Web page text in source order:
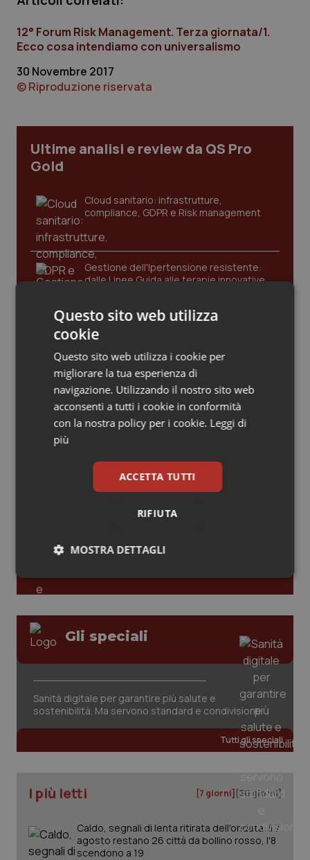
Calabria
Campania
Emilia-Romagna
Lazio
Lombardia
Marche
Piemonte
Provincia Autonoma di Bolzano
Provincia Autonoma di Trento
Puglia
Toscana
Umbria
Valle D’Aosta
Asma & BPCO
Car-T
Colesterolo & coronaropatie
Diabete & glucometri
Dolore
Donna & Salute
HIV
Infezioni & Febbre
Ipertensione & Scompenso
Malattie rare
Malattia di Crohn & Rettocolite Ulcerosa
Neuroscienze & patologie neurodegenerative
Obesità
Oftalmologia
Oncodermatologia
Oncologia & Nutrizione
Psoriasi & pelle
Quotidiano Chirurgia
Quotidiano Oncologia
12° Forum Risk Management. Terza giornata/1.
Ecco cosa intendiamo con universalismo
30 Novembre 2017
© Riproduzione riservata
Ultime analisi e review da QS Pro
Gold
Cloud sanitario: infrastrutture,
compliance, GDPR e Risk management
Gestione dell'Ipertensione resistente:
dalle Linee Guida alle terapie innovative
Leadership Infermieristica 2026: nuovi
Leadership Medica 2026: guidare team
clinici ad alte prestazioni
AI e telemedicina nello studio
odontoiatrico: applicazioni concrete e
uso protetto
Gli speciali
Sanità digitale per garantire più salute e
sostenibilità. Ma servono standard e condivisione
Tutti gli speciali
I più letti [7 giorni] [30 giorni]
Caldo, segnali di lenta ritirata dell'ondata: il 7
agosto restano 26 città da bollino rosso, l'8
scendono a 19
Questo sito web utilizza
cookie
Questo sito web utilizza i cookie per
migliorare la tua esperienza di
navigazione. Utilizzando il nostro sito web
acconsenti a tutti i cookie in conformità
con la nostra policy per i cookie. Leggi di
più
ACCETTA TUTTI
RIFIUTA
MOSTRA DETTAGLI
Necessari Statistici Marketing
I cookie necessari contribuiscono a rendere fruibile il
sito web abilitandone funzionalità di base quali la
protette del sito. Il sito web non è in grado di
funzionare correttamente senza questi cookie.
VISITOR_PRIVACY_METADATA
YouTube
.youtube.com